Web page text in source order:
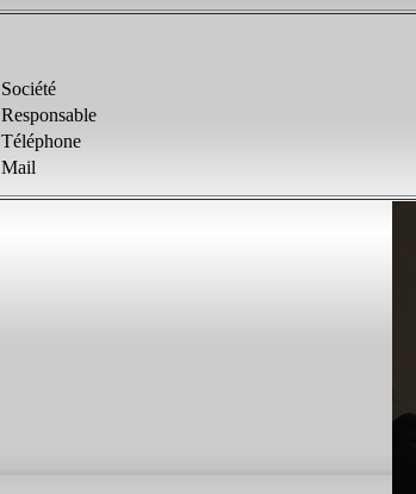
Société
Responsable
Téléphone
Mail